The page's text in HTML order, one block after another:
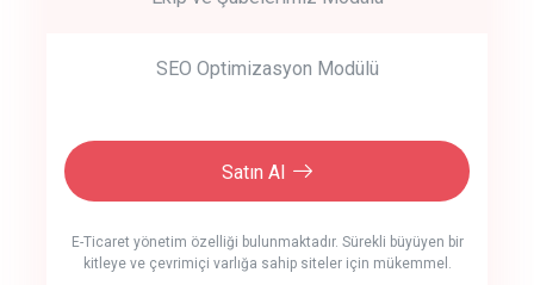
SEO Optimizasyon Modülü
Satın Al
E-Ticaret yönetim özelliği bulunmaktadır. Sürekli büyüyen bir
kitleye ve çevrimiçi varlığa sahip siteler için mükemmel.